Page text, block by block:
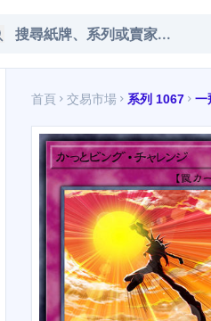
首頁 chevron_right 交易市場 chevron_right 系列 1067 chevron_right 一